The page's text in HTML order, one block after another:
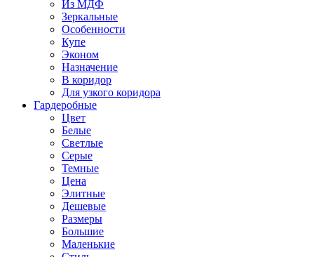
Из МДФ
Зеркальные
Особенности
Купе
Эконом
Назначение
В коридор
Для узкого коридора
Гардеробные
Цвет
Белые
Светлые
Серые
Темные
Цена
Элитные
Дешевые
Размеры
Большие
Маленькие